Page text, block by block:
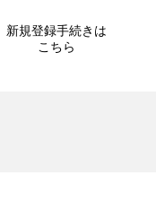
新規登録手続きは
こちら